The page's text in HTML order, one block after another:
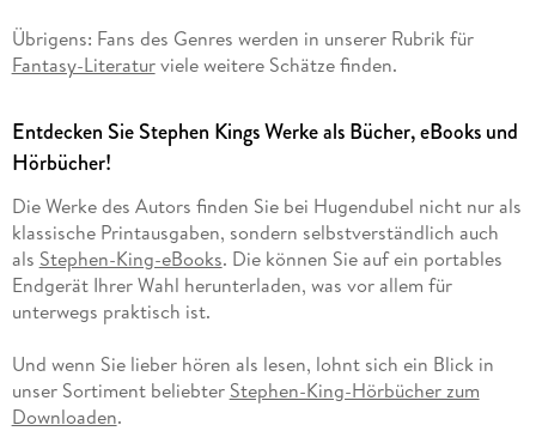
Übrigens: Fans des Genres werden in unserer Rubrik für
Fantasy-Literaturviele weitere Schätze finden.
Entdecken Sie Stephen Kings Werke als Bücher, eBooks und
Hörbücher!
Die Werke des Autors finden Sie bei Hugendubel nicht nur als
klassische Printausgaben, sondern selbstverständlich auch
als Stephen-King-eBooks. Die können Sie auf ein portables
Endgerät Ihrer Wahl herunterladen, was vor allem für
unterwegs praktisch ist.
Und wenn Sie lieber hören als lesen, lohnt sich ein Blick in
unser Sortiment beliebter Stephen-King-Hörbücher zum
Downloaden.